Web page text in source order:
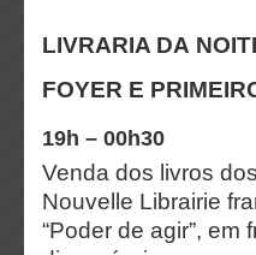
LIVRARIA DA
FOYER E
19h – 00h30
Venda dos livros
Nouvelle Librairie
“Poder de agir”,